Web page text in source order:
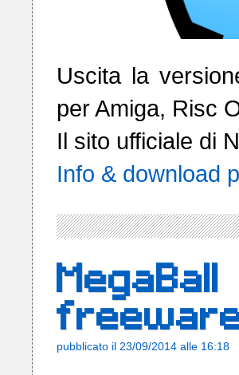
Uscita la
per Amiga, Risc
Il sito ufficiale di
Info & download
pubblicato il 23/09/2014 alle 16:18